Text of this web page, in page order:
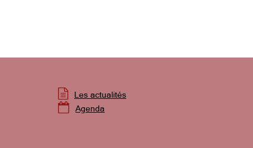
 Les actualités
 Agenda